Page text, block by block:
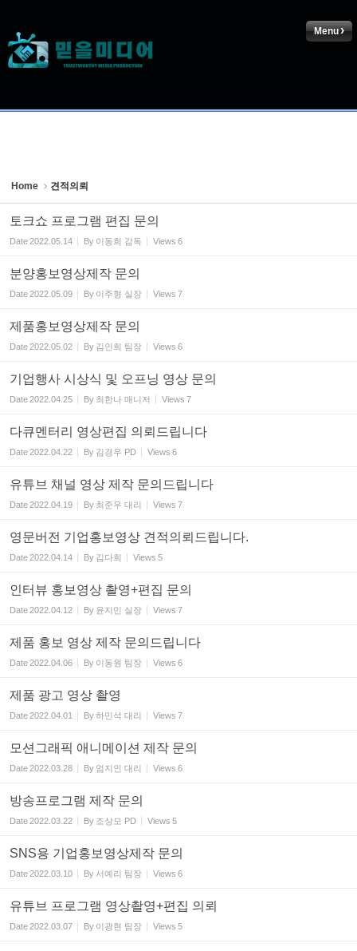
Menu
Home 견적의뢰
토크쇼 프로그램 편집 문의
Date2022.05.14 By 이동희 감독 Views 6
분양홍보영상제작 문의
Date2022.05.09 By 이주형 실장 Views 7
제품홍보영상제작 문의
Date2022.05.02 By 김인희 팀장 Views 6
기업행사 시상식 및 오프닝 영상 문의
Date2022.04.25 By 최한나 매니저 Views 7
다큐멘터리 영상편집 의뢰드립니다
Date2022.04.22 By 김경우 PD Views 6
유튜브 채널 영상 제작 문의드립니다
Date2022.04.19 By 최준우 대리 Views 7
영문버전 기업홍보영상 견적의뢰드립니다.
Date2022.04.14 By 김다희 Views 5
인터뷰 홍보영상 촬영+편집 문의
Date2022.04.12 By 윤지민 실장 Views 7
제품 홍보 영상 제작 문의드립니다
Date2022.04.06 By 이동원 팀장 Views 6
제품 광고 영상 촬영
Date2022.04.01 By하민석 대리 Views 7
모션그래픽 애니메이션 제작 문의
Date2022.03.28 By 엄지인 대리 Views 6
방송프로그램 제작 문의
Date2022.03.22 By 조상모 PD Views 5
SNS용 기업홍보영상제작 문의
Date2022.03.10 By 서예리 팀장 Views 6
유튜브 프로그램 영상촬영+편집 의뢰
Date2022.03.07 By 이광현 팀장 Views 5
Sketchbook5, 스케치북5
Sketchbook5, 스케치북5